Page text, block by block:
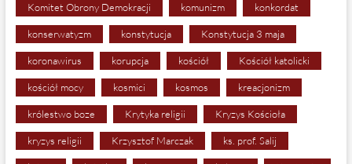
Komitet Obrony Demokracji komunizm konkordat
konserwatyzm konstytucja Konstytucja 3 maja
koronawirus korupcja kościół Kościół katolicki
kościół mocy kosmici kosmos kreacjonizm
królestwo boze Krytyka religii Kryzys Kościoła
kryzys religii Krzysztof Marczak ks. prof. Salij